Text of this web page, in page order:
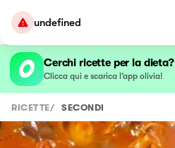
undefined
Cerchi ricette per la dieta?
Clicca qui e scarica l’app olivia!
RICETTE/ SECONDI